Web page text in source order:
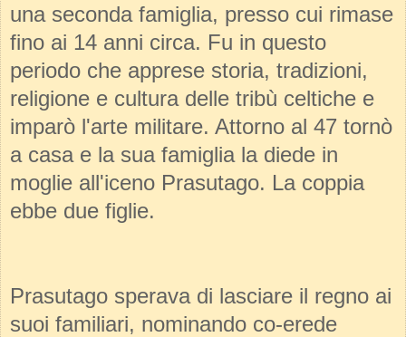
una seconda famiglia, presso cui rimase
fino ai 14 anni circa. Fu in questo
periodo che apprese storia, tradizioni,
religione e cultura delle tribù celtiche e
imparò l'arte militare. Attorno al 47 tornò
a casa e la sua famiglia la diede in
moglie all'iceno Prasutago. La coppia
ebbe due figlie.
Prasutago sperava di lasciare il regno ai
suoi familiari, nominando co-erede